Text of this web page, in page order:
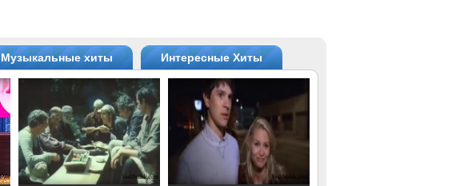
Музыкальные хиты Интересные Хиты